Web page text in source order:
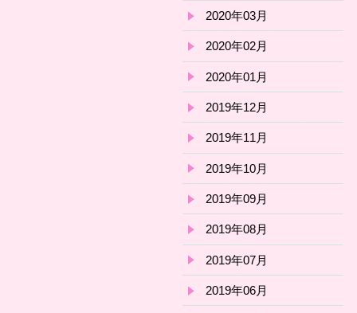
2020年03月
2020年02月
2020年01月
2019年12月
2019年11月
2019年10月
2019年09月
2019年08月
2019年07月
2019年06月